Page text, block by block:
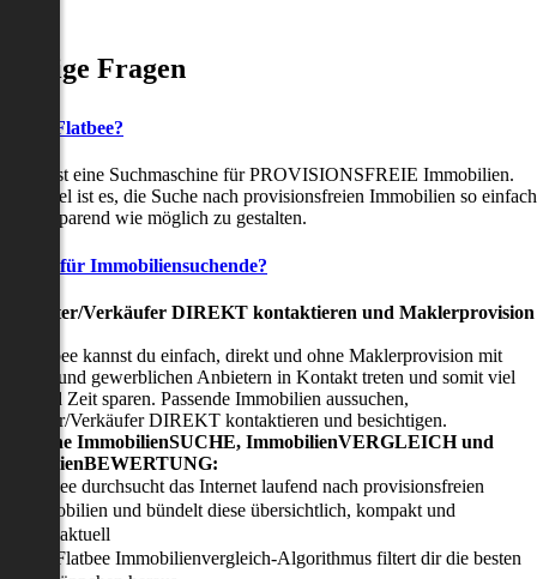
Fragen
ist Flatbee?
ist eine Suchmaschine für PROVISIONSFREIE Immobilien.
Ziel ist es, die Suche nach provisionsfreien Immobilien so einfach
zeitsparend wie möglich zu gestalten.
für Immobiliensuchende?
Verkäufer DIREKT kontaktieren und Maklerprovision
Flatbee kannst du einfach, direkt und ohne Maklerprovision mit
und gewerblichen Anbietern in Kontakt treten und somit viel
und Zeit sparen. Passende Immobilien aussuchen,
Verkäufer DIREKT kontaktieren und besichtigen.
in-one ImmobilienSUCHE, ImmobilienVERGLEICH und
Flatbee durchsucht das Internet laufend nach provisionsfreien
Immobilien und bündelt diese übersichtlich, kompakt und
tagesaktuell
Der Flatbee Immobilienvergleich-Algorithmus filtert dir die besten